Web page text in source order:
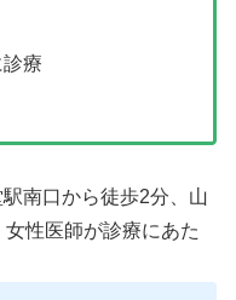
療
南口から徒歩2分、山
性医師が診療にあた